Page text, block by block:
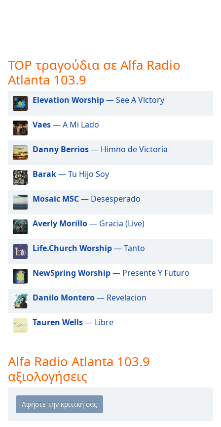
Audio
Track
Picture-
in-
Fullscreen
modal
window.
Beginning
dialog
Escape
cancel
and
close
Opacity
TOP τραγούδια σε Alfa Radio
Atlanta 103.9
Elevation Worship— See A Victory
Vaes— A Mi Lado
Danny Berrios— Himno de Victoria
Barak— Tu Hijo Soy
Mosaic MSC— Desesperado
Averly Morillo— Gracia (Live)
Life.Church Worship— Tanto
NewSpring Worship— Presente Y Futuro
Danilo Montero— Revelacion
Tauren Wells— Libre
Alfa Radio Atlanta 103.9
αξιολογήσεις